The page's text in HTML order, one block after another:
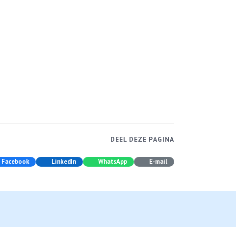
DEEL DEZE PAGINA
Facebook LinkedIn WhatsApp E-mail